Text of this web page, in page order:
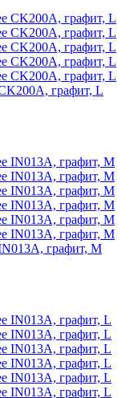
графит, L
графит, M